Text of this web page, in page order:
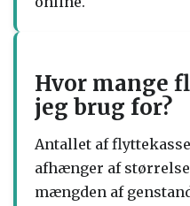
Hvor mange
jeg brug for?
Antallet af
afhænger af
mængden af